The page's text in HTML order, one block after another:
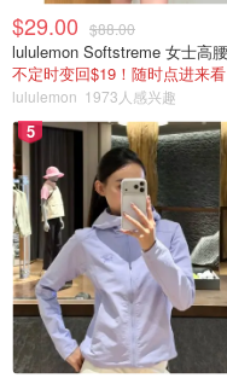
$29.00 $88.00
不定时变回$19！随时点进来看
lululemon 1973人感兴趣
5